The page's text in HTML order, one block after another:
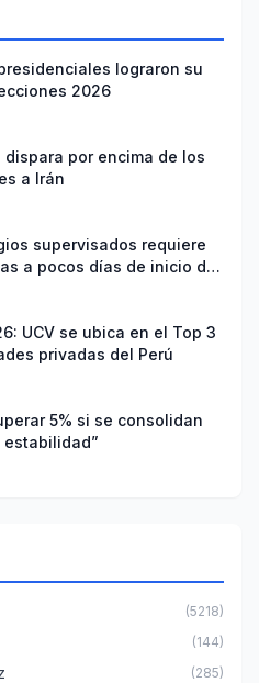
lograron su
2026
por encima de los
a Irán
supervisados requiere
a pocos días de inicio del
UCV se ubica en el Top 3
privadas del Perú
5% si se consolidan
estabilidad”
(5218)
(144)
(285)